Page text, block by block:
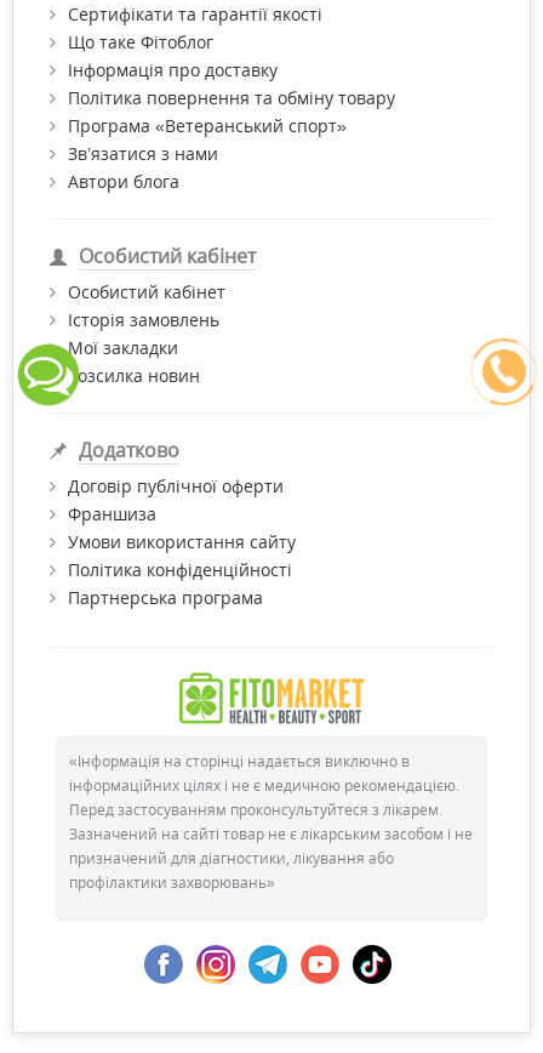
Сертифікати та гарантії якості
Що таке Фітоблог
Інформація про доставку
Політика повернення та обміну товару
Програма «Ветеранський спорт»
Зв’язатися з нами
Автори блога
Особистий кабінет
Особистий кабінет
Історія замовлень
Мої закладки
Розсилка новин
Додатково
Договір публічної оферти
Франшиза
Умови використання сайту
Політика конфіденційності
Партнерська програма
«Інформація на сторінці надається виключно в
інформаційних цілях і не є медичною рекомендацією.
Перед застосуванням проконсультуйтеся з лікарем.
Зазначений на сайті товар не є лікарським засобом і не
призначений для діагностики, лікування або
профілактики захворювань»